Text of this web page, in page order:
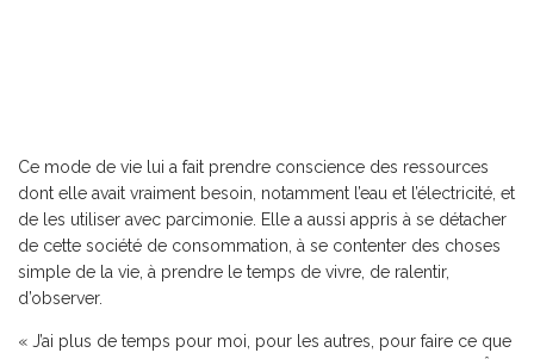
Ce mode de vie lui a fait prendre conscience des ressources
dont elle avait vraiment besoin, notamment l’eau et l’électricité, et
de les utiliser avec parcimonie. Elle a aussi appris à se détacher
de cette société de consommation, à se contenter des choses
simple de la vie, à prendre le temps de vivre, de ralentir,
d’observer.
« J’ai plus de temps pour moi, pour les autres, pour faire ce que